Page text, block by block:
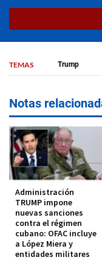
TEMAS Trump
Notas
Administración
TRUMP impone
nuevas sanciones
contra el régimen
cubano: OFAC incluye
a López Miera y
entidades militares